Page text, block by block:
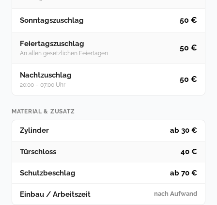
Sonntagszuschlag 50 €
Feiertagszuschlag
An allen gesetzlichen Feiertagen
50 €
Nachtzuschlag
20:00 – 07:00 Uhr
50 €
MATERIAL & ZUSATZ
Zylinder ab 30 €
Türschloss 40 €
Schutzbeschlag ab 70 €
Einbau / Arbeitszeit nach Aufwand